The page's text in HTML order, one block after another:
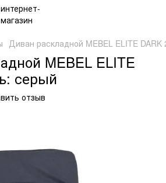
Диван раскладной MEBEL ELITE
MEBEL ELITE
серый
отзыв